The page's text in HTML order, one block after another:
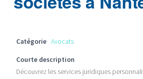
Catégorie Avocats
Courte description
Découvrez les services juridiques